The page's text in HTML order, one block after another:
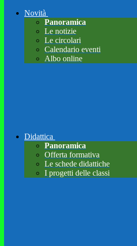
Novità
Panoramica
Le notizie
Le circolari
Calendario eventi
Albo online
Didattica
Panoramica
Offerta formativa
Le schede didattiche
I progetti delle classi